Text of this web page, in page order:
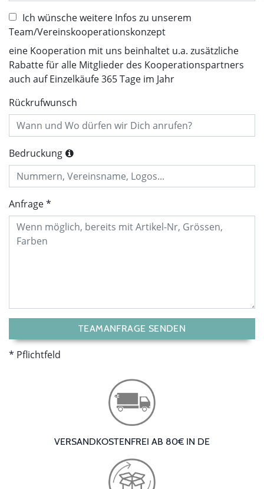
Ich wünsche weitere Infos zu unserem
Team/Vereinskooperationskonzept
eine Kooperation mit uns beinhaltet u.a. zusätzliche
Rabatte für alle Mitglieder des Kooperationspartners
auch auf Einzelkäufe 365 Tage im Jahr
Rückrufwunsch
Bedruckung
Anfrage
TEAMANFRAGE SENDEN
Pflichtfeld
VERSANDKOSTENFREI AB 80€ IN DE